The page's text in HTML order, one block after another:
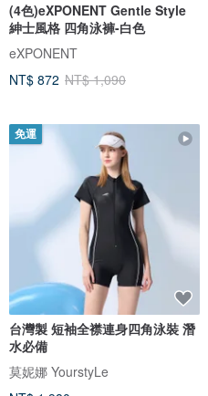
(4色)eXPONENT Gentle Style
紳士風格 四角泳褲-白色
eXPONENT
NT$ 872 NT$ 1,090
免運
台灣製 短袖全襟連身四角泳裝 潛
水必備
莫妮娜 YourstyLe